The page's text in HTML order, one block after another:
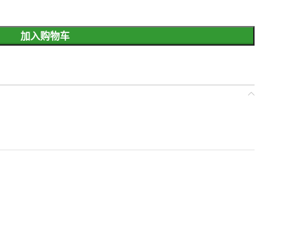
加入购物车